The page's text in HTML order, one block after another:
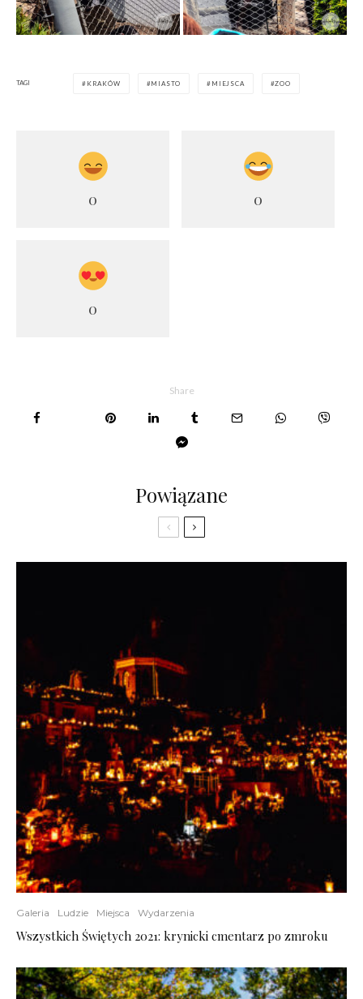
TAGI KRAKÓW MIASTO MIEJSCA ZOO
0 0
0
Share
Powiązane
Galeria Ludzie Miejsca Wydarzenia
Wszystkich Świętych 2021: krynicki cmentarz po zmroku